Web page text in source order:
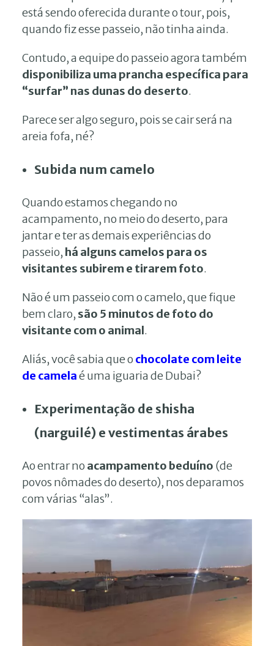
está sendo oferecida durante o tour, pois,
quando fiz esse passeio, não tinha ainda.
Contudo, a equipe do passeio agora também
disponibiliza uma prancha específica para
“surfar” nas dunas do deserto.
Parece ser algo seguro, pois se cair será na
areia fofa, né?
Subida num camelo
Quando estamos chegando no
acampamento, no meio do deserto, para
jantar e ter as demais experiências do
passeio, há alguns camelos para os
visitantes subirem e tirarem foto.
Não é um passeio com o camelo, que fique
bem claro, são 5 minutos de foto do
visitante com o animal.
Aliás, você sabia que o chocolate com leite
de camelaé uma iguaria de Dubai?
Experimentação de shisha
(narguilé) e vestimentas árabes
Ao entrar no acampamento beduíno (de
povos nômades do deserto), nos deparamos
com várias “alas”.